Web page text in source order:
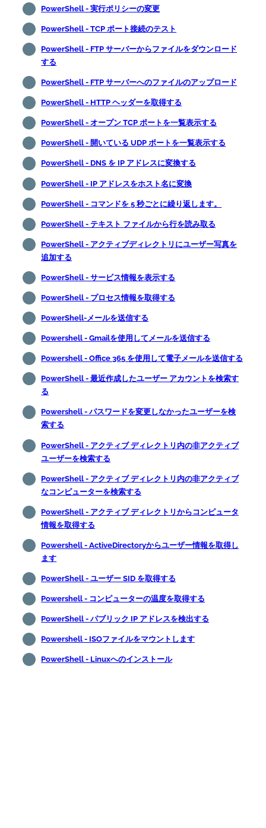
PowerShell - 実行ポリシーの変更
PowerShell - TCP ポート接続のテスト
PowerShell - FTP サーバーからファイルをダウンロード
する
PowerShell - FTP サーバーへのファイルのアップロード
PowerShell - HTTP ヘッダーを取得する
PowerShell - オープン TCP ポートを一覧表示する
PowerShell - 開いている UDP ポートを一覧表示する
PowerShell - DNS を IP アドレスに変換する
PowerShell - IP アドレスをホスト名に変換
PowerShell - コマンドを 5 秒ごとに繰り返します。
PowerShell - テキスト ファイルから行を読み取る
PowerShell - アクティブディレクトリにユーザー写真を
追加する
PowerShell - サービス情報を表示する
PowerShell - プロセス情報を取得する
PowerShell-メールを送信する
Powershell - Gmailを使用してメールを送信する
Powershell - Office 365 を使用して電子メールを送信する
PowerShell - 最近作成したユーザー アカウントを検索す
る
Powershell - パスワードを変更しなかったユーザーを検
索する
PowerShell - アクティブ ディレクトリ内の非アクティブ
ユーザーを検索する
PowerShell - アクティブ ディレクトリ内の非アクティブ
なコンピューターを検索する
PowerShell - アクティブ ディレクトリからコンピュータ
情報を取得する
Powershell - ActiveDirectoryからユーザー情報を取得し
ます
PowerShell - ユーザー SID を取得する
Powershell - コンピューターの温度を取得する
PowerShell - パブリック IP アドレスを検出する
Powershell - ISOファイルをマウントします
PowerShell - Linuxへのインストール